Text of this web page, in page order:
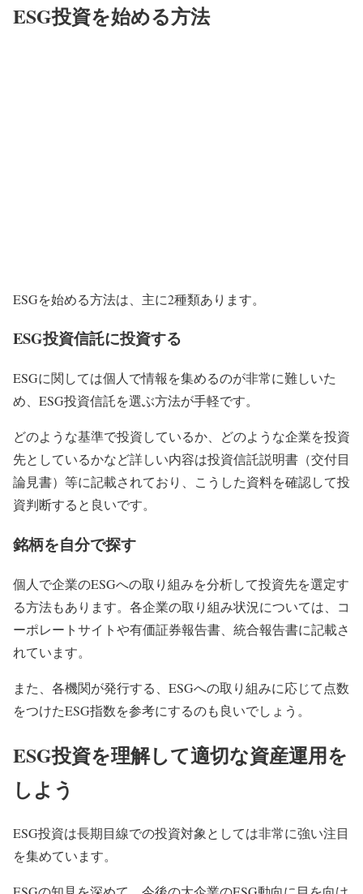
ESG投資を始める方法
ESGを始める方法は、主に2種類あります。
ESG投資信託に投資する
ESGに関しては個人で情報を集めるのが非常に難しいた
め、ESG投資信託を選ぶ方法が手軽です。
どのような基準で投資しているか、どのような企業を投資
先としているかなど詳しい内容は投資信託説明書（交付目
論見書）等に記載されており、こうした資料を確認して投
資判断すると良いです。
銘柄を自分で探す
個人で企業のESGへの取り組みを分析して投資先を選定す
る方法もあります。各企業の取り組み状況については、コ
ーポレートサイトや有価証券報告書、統合報告書に記載さ
れています。
また、各機関が発行する、ESGへの取り組みに応じて点数
をつけたESG指数を参考にするのも良いでしょう。
ESG投資を理解して適切な資産運用を
しよう
ESG投資は長期目線での投資対象としては非常に強い注目
を集めています。